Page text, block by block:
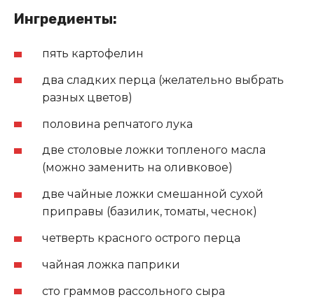
Ингредиенты:
пять картофелин
два сладких перца (желательно выбрать
разных цветов)
половина репчатого лука
две столовые ложки топленого масла
(можно заменить на оливковое)
две чайные ложки смешанной сухой
приправы (базилик, томаты, чеснок)
четверть красного острого перца
чайная ложка паприки
сто граммов рассольного сыра